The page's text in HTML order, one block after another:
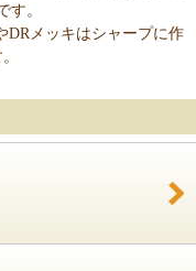
す。
DRメッキはシャープに作